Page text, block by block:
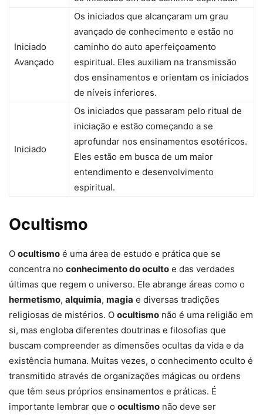
Iniciado
Avançado
Os iniciados que alcançaram um grau
avançado de conhecimento e estão no
caminho do auto aperfeiçoamento
espiritual. Eles auxiliam na transmissão
dos ensinamentos e orientam os iniciados
de níveis inferiores.
Iniciado
Os iniciados que passaram pelo ritual de
iniciação e estão começando a se
aprofundar nos ensinamentos esotéricos.
Eles estão em busca de um maior
entendimento e desenvolvimento
espiritual.
Ocultismo
O ocultismo é uma área de estudo e prática que se
concentra no conhecimento do oculto e das verdades
últimas que regem o universo. Ele abrange áreas como o
hermetismo, alquimia, magia e diversas tradições
religiosas de mistérios. O ocultismo não é uma religião em
si, mas engloba diferentes doutrinas e filosofias que
buscam compreender as dimensões ocultas da vida e da
existência humana. Muitas vezes, o conhecimento oculto é
transmitido através de organizações mágicas ou ordens
que têm seus próprios ensinamentos e práticas. É
importante lembrar que o ocultismo não deve ser